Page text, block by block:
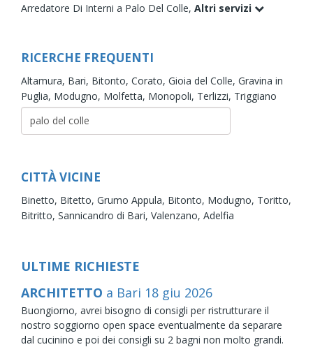
Arredatore Di Interni a Palo Del Colle, Altri servizi
RICERCHE FREQUENTI
Altamura, Bari, Bitonto, Corato, Gioia del Colle, Gravina in
Puglia, Modugno, Molfetta, Monopoli, Terlizzi, Triggiano
CITTÀ VICINE
Binetto, Bitetto, Grumo Appula, Bitonto, Modugno, Toritto,
Bitritto, Sannicandro di Bari, Valenzano, Adelfia
ULTIME RICHIESTE
ARCHITETTO a Bari 18 giu 2026
Buongiorno, avrei bisogno di consigli per ristrutturare il
nostro soggiorno open space eventualmente da separare
dal cucinino e poi dei consigli su 2 bagni non molto grandi.